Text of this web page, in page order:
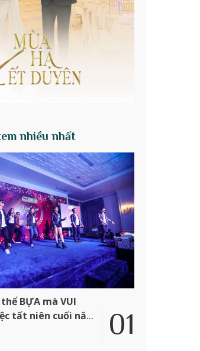
nhiều nhất
BỰA mà VUI
tất niên cuối năm